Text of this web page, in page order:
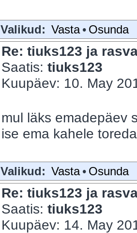
Valikud: Vasta • Osunda
Re: tiuks123 ja
Saatis: tiuks123
Kuupäev: 10. May
mul läks emadepäev
ise ema kahele
Valikud: Vasta • Osunda
Re: tiuks123 ja
Saatis: tiuks123
Kuupäev: 14. May